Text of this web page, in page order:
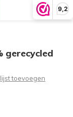
9,2
gerecycled
toevoegen